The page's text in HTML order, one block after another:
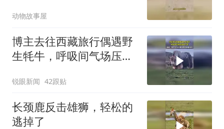
动物故事屋
博主去往西藏旅行偶遇野
生牦牛，呼吸间气场压迫
锐眼新闻 42跟贴
长颈鹿反击雄狮，轻松的
逃掉了